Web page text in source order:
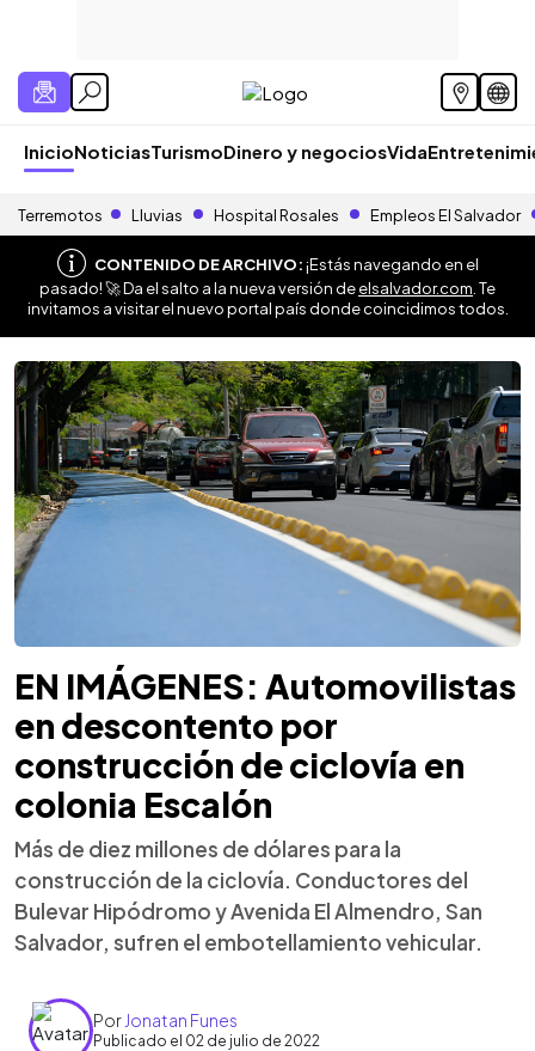
InicioNoticiasTurismoDinero y negociosVida
Terremotos Lluvias Hospital Rosales Empleos El Salvador
CONTENIDO DE ARCHIVO:¡Estás navegando en el
pasado! 🚀 Da el salto a la nueva versión deelsalvador.com . Te
invitamos a visitar el nuevo portal país donde coincidimos todos.
EN IMÁGENES: Automovilistas
en descontento por
construcción de ciclovía en
colonia Escalón
Más de diez millones de dólares para la
construcción de la ciclovía. Conductores del
Bulevar Hipódromo y Avenida El Almendro, San
Salvador, sufren el embotellamiento vehicular.
Por Jonatan Funes
Publicado el 02 de julio de 2022